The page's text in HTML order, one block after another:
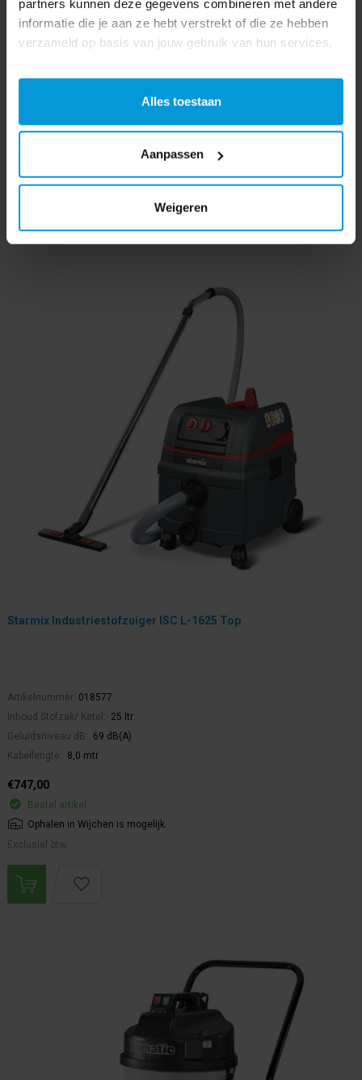
partners kunnen deze gegevens combineren met andere
informatie die je aan ze hebt verstrekt of die ze hebben
verzameld op basis van jouw gebruik van hun services.
Alles toestaan
Aanpassen
Weigeren
Artikelnummer: 019116
Inhoud Stofzak/ Ketel: 25 ltr
Kabellengte: 8,0 mtr
Bestel artikel.
Ophalen in Wijchen is mogelijk.
Starmix Industriestofzuiger ISC L-1625 Top
Artikelnummer: 018577
Inhoud Stofzak/ Ketel:
25 ltr
Geluidsniveau dB:
69 dB(A)
Kabellengte:
8,0 mtr
€747,00
Bestel artikel.
Ophalen in Wijchen is mogelijk.
Exclusief btw.